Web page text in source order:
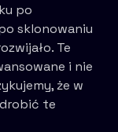
po
sklonowaniu
Te
i nie
że w
te